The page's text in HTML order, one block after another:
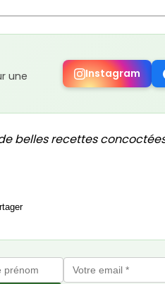
une
Instagram
belles recettes